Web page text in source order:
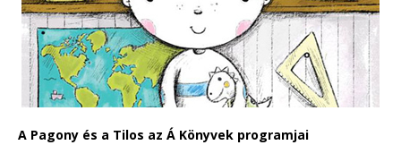
A Pagony és a Tilos az Á Könyvek programjai